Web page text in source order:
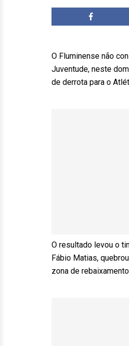
O Fluminense não
Juventude, neste
de derrota para o
O resultado levou o
Fábio Matias,
zona de